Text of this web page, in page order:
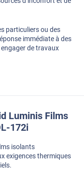
particuliers ou des
immédiate à des
de travaux
Luminis Films
172i
isolants
exigences thermiques